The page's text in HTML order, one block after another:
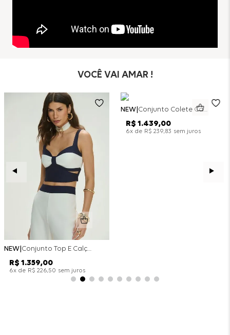
VOCÊ VAI AMAR !
NEW Conjunto Top E Calça Wide Leg Bicolor Alfaitaria - Off White
R$ 1 .359,00
6x de R$ 226,50 sem juros
NEW Conjunto Colete Calça Barril Bicolor Alfaiataria - Off White
R$ 1 .439,00
6x de R$ 239,83 sem juros